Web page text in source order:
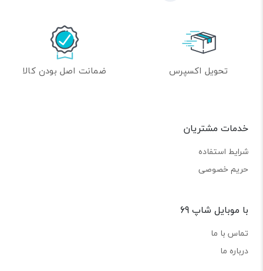
تحویل اکسپرس ضمانت اصل بودن کالا
خدمات مشتریان
شرایط استفاده
حریم خصوصی
با موبایل شاپ 69
تماس با ما
درباره ما